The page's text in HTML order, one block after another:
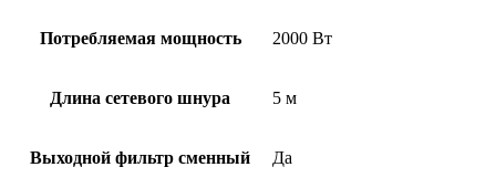
Потребляемая мощность 2000 Вт
Длина сетевого шнура 5 м
Выходной фильтр сменный Да